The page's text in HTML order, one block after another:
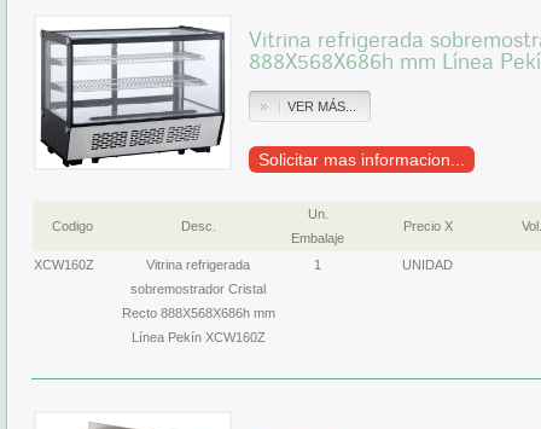
Vitrina refrigerada
888X568X686h mm Línea
VER MÁS...
Solicitar mas informacion...
Codigo Desc.
Un.
Embalaje
Precio X Vol.
XCW160Z
Vitrina refrigerada
sobremostrador Cristal
Recto 888X568X686h mm
Línea Pekín XCW160Z
1 UNIDAD